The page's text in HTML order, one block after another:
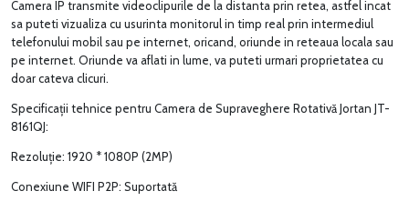
Camera IP transmite videoclipurile de la distanta prin retea, astfel incat
sa puteti vizualiza cu usurinta monitorul in timp real prin intermediul
telefonului mobil sau pe internet, oricand, oriunde in reteaua locala sau
pe internet. Oriunde va aflati in lume, va puteti urmari proprietatea cu
doar cateva clicuri.
Specificații tehnice pentru Camera de Supraveghere Rotativă Jortan JT-
8161QJ:
Rezoluție: 1920 * 1080P (2MP)
Conexiune WIFI P2P: Suportată